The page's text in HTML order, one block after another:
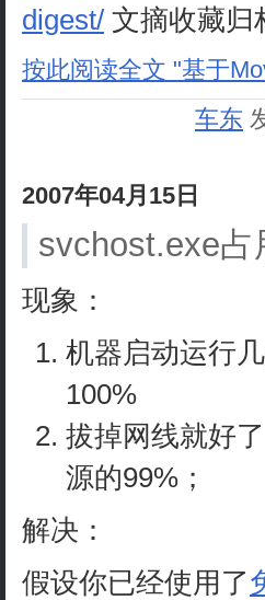
digest/ 文摘收藏归
按此阅读全文 "基于
车东
2007年04月15日
svchost.exe占
现象：
机器启动运行
100%
拔掉网线就好
源的99%；
解决：
假设你已经使用了